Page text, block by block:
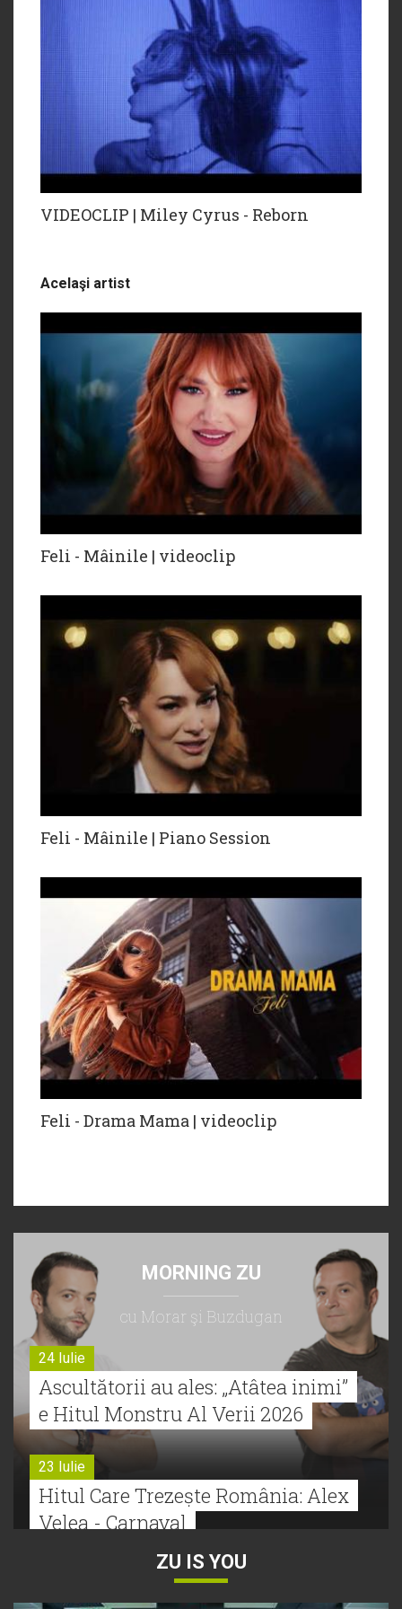
VIDEOCLIP | Miley Cyrus - Reborn
Acelaşi artist
Feli - Mâinile | videoclip
Feli - Mâinile | Piano Session
Feli - Drama Mama | videoclip
MORNING ZU
cu Morar şi Buzdugan
24 Iulie
Ascultătorii au ales: „Atâtea inimi”
e Hitul Monstru Al Verii 2026
23 Iulie
Hitul Care Trezește România: Alex
Velea - Carnaval
ZU IS YOU